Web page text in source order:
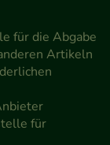
für die Abgabe
Artikeln
für